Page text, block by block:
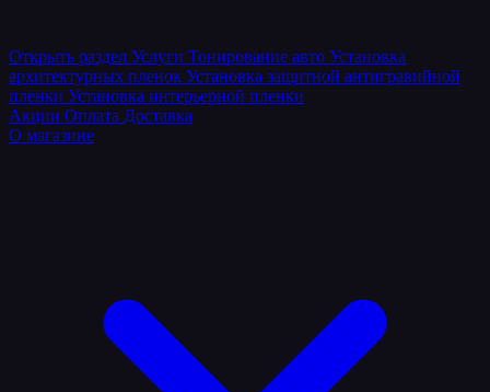
Открыть раздел Услуги Тонирование авто Установка
архитектурных пленок Установка защитной антигравийной
пленки Установка интерьерной пленки
Акции Оплата Доставка
О магазине